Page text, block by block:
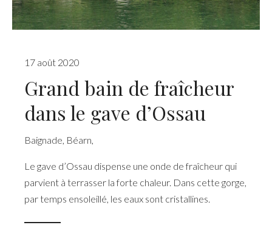
17 août 2020
Grand bain de fraîcheur
dans le gave d’Ossau
Baignade, Béarn,
Le gave d’Ossau dispense une onde de fraîcheur qui
parvient à terrasser la forte chaleur. Dans cette gorge,
par temps ensoleillé, les eaux sont cristallines.